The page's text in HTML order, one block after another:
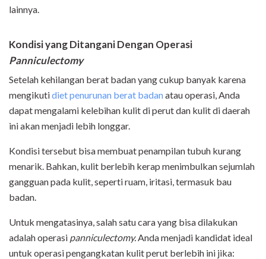
lainnya.
Kondisi yang Ditangani Dengan Operasi
Panniculectomy
Setelah kehilangan berat badan yang cukup banyak karena
mengikutidiet penurunan berat badanatau operasi, Anda
dapat mengalami kelebihan kulit di perut dan kulit di daerah
ini akan menjadi lebih longgar.
Kondisi tersebut bisa membuat penampilan tubuh kurang
menarik. Bahkan, kulit berlebih kerap menimbulkan sejumlah
gangguan pada kulit, seperti ruam, iritasi, termasuk bau
badan.
Untuk mengatasinya, salah satu cara yang bisa dilakukan
adalah operasi panniculectomy. Anda menjadi kandidat ideal
untuk operasi pengangkatan kulit perut berlebih ini jika: